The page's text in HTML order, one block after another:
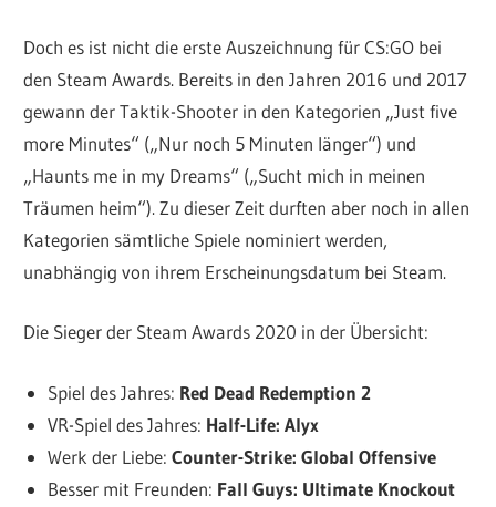
Doch es ist nicht die erste Auszeichnung für CS:GO bei
den Steam Awards. Bereits in den Jahren 2016 und 2017
gewann der Taktik-Shooter in den Kategorien „Just five
more Minutes“ („Nur noch 5 Minuten länger“) und
„Haunts me in my Dreams“ („Sucht mich in meinen
Träumen heim“). Zu dieser Zeit durften aber noch in allen
Kategorien sämtliche Spiele nominiert werden,
unabhängig von ihrem Erscheinungsdatum bei Steam.
Die Sieger der Steam Awards 2020 in der Übersicht:
Spiel des Jahres: Red Dead Redemption 2
VR-Spiel des Jahres: Half-Life: Alyx
Werk der Liebe: Counter-Strike: Global Offensive
Besser mit Freunden: Fall Guys: Ultimate Knockout